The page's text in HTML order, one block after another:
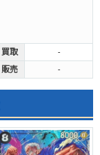
買取
-
販売 -